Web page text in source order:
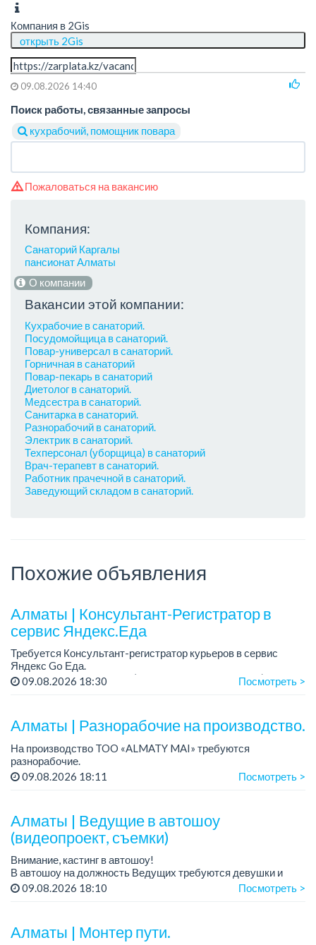
Компания в 2Gis
открыть 2Gis
09.08.2026 14:40
Поиск работы, связанные запросы
кухрабочий, помощник повара
Пожаловаться на вакансию
Компания:
Санаторий Каргалы
пансионат Алматы
О компании
Вакансии этой компании:
Кухрабочие в санаторий.
Посудомойщица в санаторий.
Повар-универсал в санаторий.
Горничная в санаторий
Повар-пекарь в санаторий
Диетолог в санаторий.
Медсестра в санаторий.
Санитарка в санаторий.
Разнорабочий в санаторий.
Электрик в санаторий.
Техперсонал (уборщица) в санаторий
Врач-терапевт в санаторий.
Работник прачечной в санаторий.
Заведующий складом в санаторий.
Похожие объявления
Алматы | Консультант-Регистратор в
сервис Яндекс.Еда
Требуется Консультант-регистратор курьеров в сервис
Яндекс Go Еда.
Условия: работа в офисе (Абылай хана - Макатаева).
09.08.2026 18:30 Посмотреть >
Алматы | Разнорабочие на производство.
На производство TOO «ALMATY MAI» требуются
разнорабочие.
Зарплата: от 250 000 до 300 000 тенге на руки.
09.08.2026 18:11 Посмотреть >
Алматы | Ведущие в автошоу
(видеопроект, съемки)
Внимание, кастинг в автошоу!
В автошоу на должность Ведущих требуются девушки и
парни. А также авто эксперты и авто перекупы.
09.08.2026 18:10 Посмотреть >
Алматы | Монтер пути.